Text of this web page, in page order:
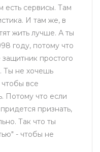
есть сервисы. Там
И там же, в
жить лучше. А ты
году, потому что
простого
Ты не хочешь
все
Потому что если
признать,
Так что ты
- чтобы не